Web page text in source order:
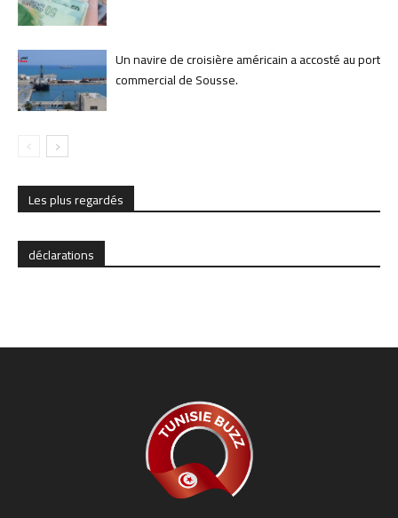
Un navire de croisière américain a accosté au port
commercial de Sousse.
Les plus regardés
déclarations